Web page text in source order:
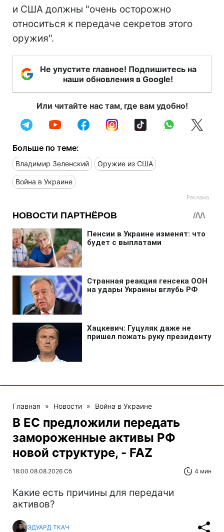
и США должны "очень осторожно
относиться к передаче секретов этого
оружия".
Не упустите главное! Подпишитесь на
наши обновления в Google!
Или читайте нас там, где вам удобно!
Больше по теме:
Владимир Зеленский Оружие из США
Война в Украине
Главная » Новости » Война в Украине
В ЕС предложили передать
замороженные активы РФ
новой структуре, - FAZ
18:00 08.08.2026 Сб 4 мин
Какие есть причины для передачи
активов?
ЭДУАРД ТКАЧ